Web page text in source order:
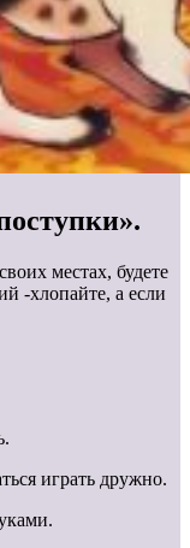
местах, будете
-хлопайте, а если
играть дружно.